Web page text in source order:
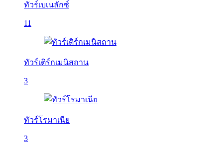
ทัวร์เบเนลักซ์
11
ทัวร์เติร์กเมนิสถาน
3
ทัวร์โรมาเนีย
3